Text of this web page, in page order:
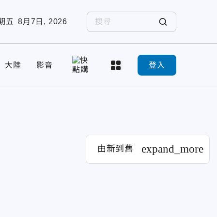
五 8月7日, 2026
大陸 影音 登入
由新到舊 expand_more